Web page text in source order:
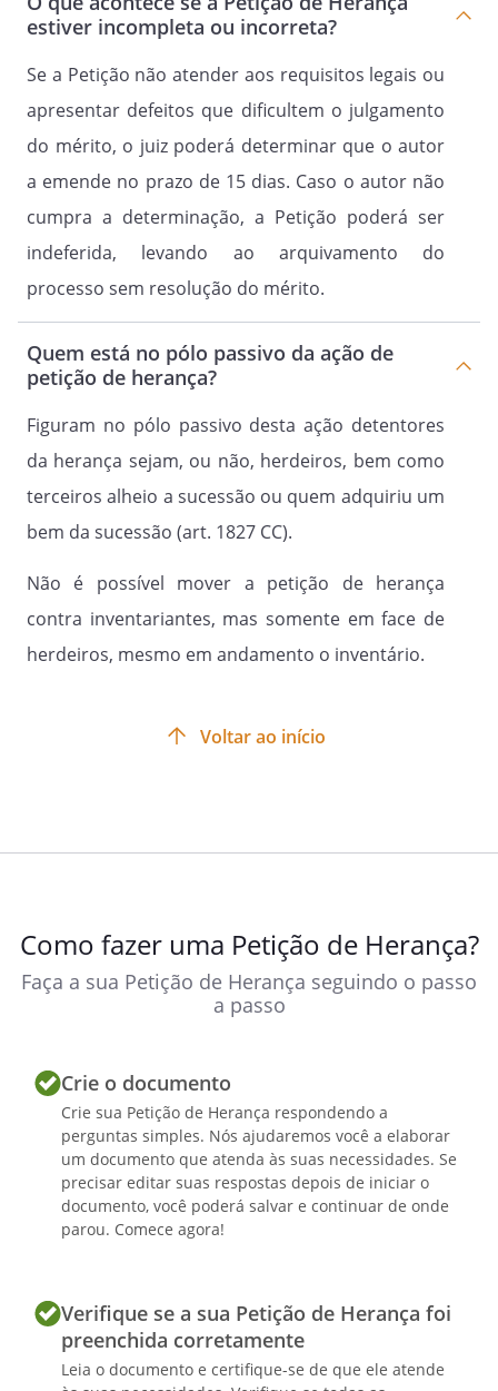
estiver incompleta ou incorreta?
Se a Petição não atender aos requisitos legais ou
apresentar defeitos que dificultem o julgamento
do mérito, o juiz poderá determinar que o autor
a emende no prazo de 15 dias. Caso o autor não
cumpra a determinação, a Petição poderá ser
indeferida, levando ao arquivamento do
processo sem resolução do mérito.
Quem está no pólo passivo da ação de
petição de herança?
Figuram no pólo passivo desta ação detentores
da herança sejam, ou não, herdeiros, bem como
terceiros alheio a sucessão ou quem adquiriu um
bem da sucessão (art. 1827 CC).
Não é possível mover a petição de herança
contra inventariantes, mas somente em face de
herdeiros, mesmo em andamento o inventário.
Voltar ao início
Como fazer uma Petição de Herança?
Faça a sua Petição de Herança seguindo o passo
a passo
Crie o documento
Crie sua Petição de Herança respondendo a
perguntas simples. Nós ajudaremos você a elaborar
um documento que atenda às suas necessidades. Se
precisar editar suas respostas depois de iniciar o
documento, você poderá salvar e continuar de onde
parou. Comece agora!
Verifique se a sua Petição de Herança foi
preenchida corretamente
Leia o documento e certifique-se de que ele atende